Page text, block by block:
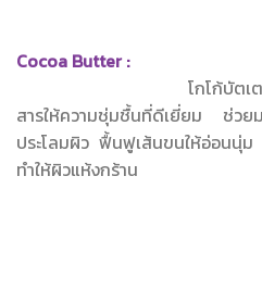
Cocoa
โกโก้บัตเ
สารให้ความชุ่มชื้นที่ดีเยี่ยม ช่ว
ประโลมผิว ฟื้นฟูเส้นขนให้อ่อนนุ่
ทำให้ผิวแห้งกร้าน